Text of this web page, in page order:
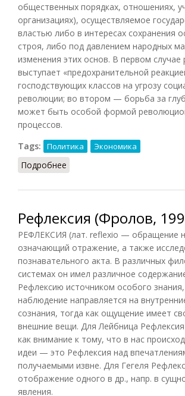
общественных порядках, отношениях,
организациях), осуществляемое
властью либо в интересах сохранения
строя, либо под давлением народных
изменения этих основ. В первом
выступает «предохранительной
господствующих классов на угрозу
революции; во втором — борьба за
может быть особой формой
процессов.
Tags:
Политика Экономика
Подробнее
Рефлексия (Фролов,
РЕФЛЕКСИЯ (лат. reflexio — обращение
означающий отражение, а также
познавательного акта. В различных
системах он имел различное
Рефлексию источником особого знания,
наблюдение направляется на
сознания, тогда как ощущение имеет
внешние вещи. Для Лейбница
как внимание к тому, что в нас
идеи — это Рефлексия над
получаемыми извне. Для Гегеля
отображение одного в др., напр. в
явления.